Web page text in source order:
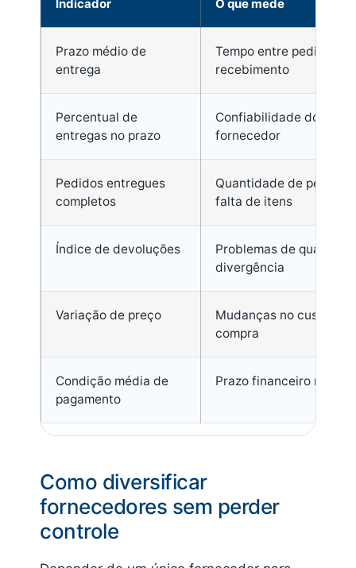
Indicador O que mede
Prazo médio de
entrega
Tempo entre pedido e
recebimento
Percentual de
entregas no prazo
Confiabilidade do
fornecedor
Pedidos entregues
completos
Quantidade de pedidos
falta de itens
Índice de devoluções
Problemas de
divergência
Variação de preço
Mudanças no custo de
compra
Condição média de
pagamento
Prazo financeiro
Como diversificar
fornecedores sem perder
controle